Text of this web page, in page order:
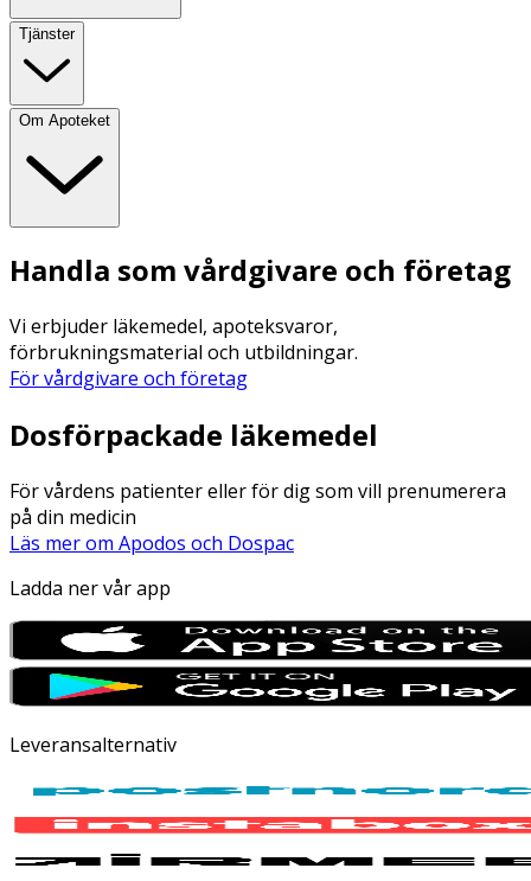
Tjänster
Om Apoteket
Handla som vårdgivare och företag
Vi erbjuder läkemedel, apoteksvaror,
förbrukningsmaterial och utbildningar.
För vårdgivare och företag
Dosförpackade läkemedel
För vårdens patienter eller för dig som vill prenumerera
på din medicin
Läs mer om Apodos och Dospac
Ladda ner vår app
Leveransalternativ